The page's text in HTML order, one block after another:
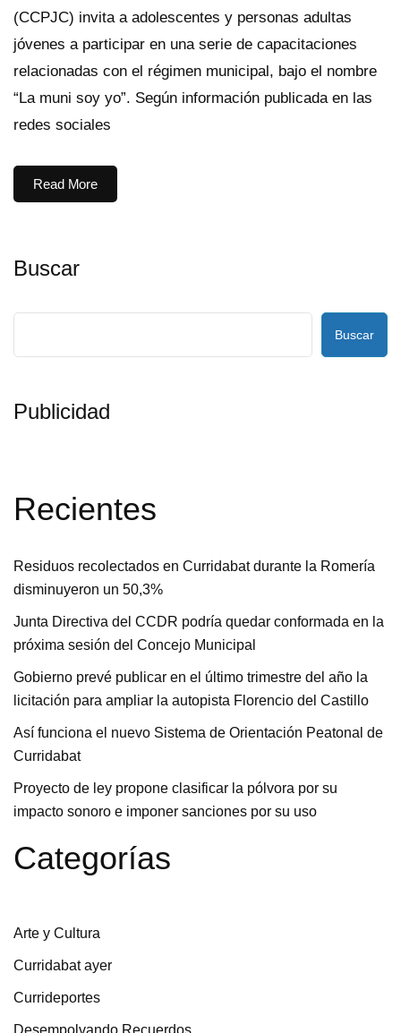
(CCPJC) invita a adolescentes y personas adultas
jóvenes a participar en una serie de capacitaciones
relacionadas con el régimen municipal, bajo el nombre
“La muni soy yo”. Según información publicada en las
redes sociales
Read More
Buscar
Buscar
Publicidad
Recientes
Residuos recolectados en Curridabat durante la Romería
disminuyeron un 50,3%
Junta Directiva del CCDR podría quedar conformada en la
próxima sesión del Concejo Municipal
Gobierno prevé publicar en el último trimestre del año la
licitación para ampliar la autopista Florencio del Castillo
Así funciona el nuevo Sistema de Orientación Peatonal de
Curridabat
Proyecto de ley propone clasificar la pólvora por su
impacto sonoro e imponer sanciones por su uso
Categorías
Arte y Cultura
Curridabat ayer
Currideportes
Desempolvando Recuerdos